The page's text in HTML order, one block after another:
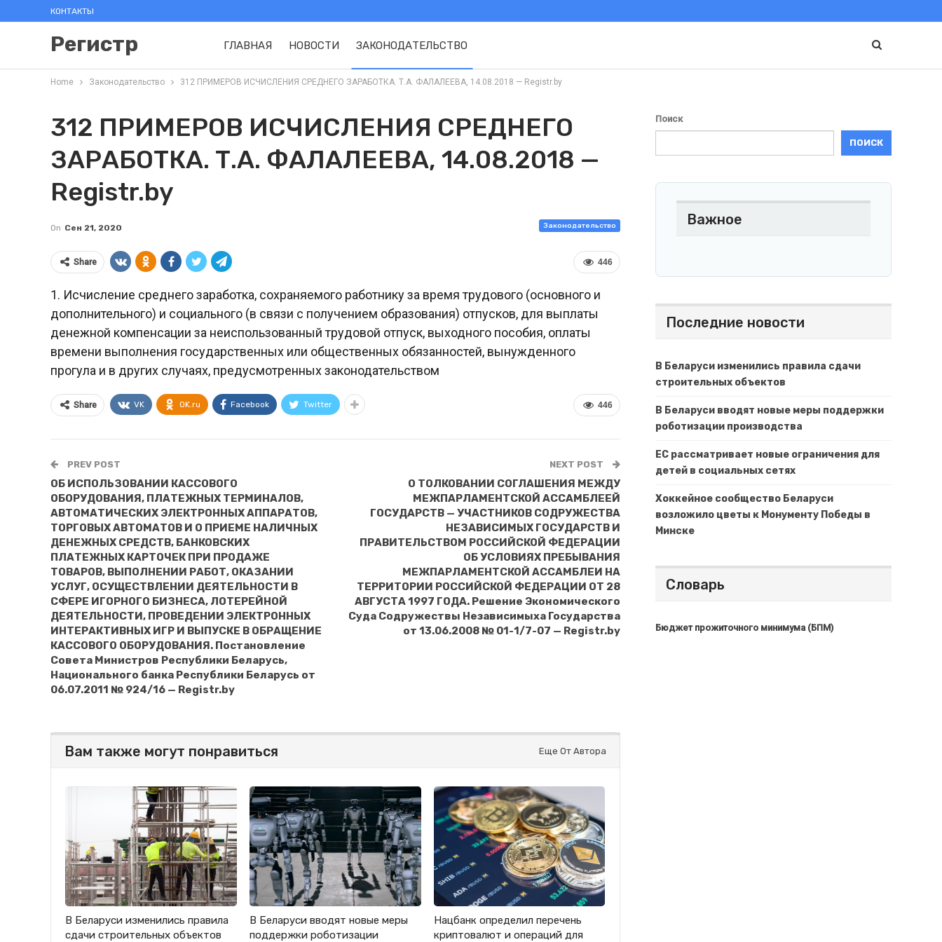
КОНТАКТЫ
Регистр ГЛАВНАЯ НОВОСТИ ЗАКОНОДАТЕЛЬСТВО
Home Законодательство 312 ПРИМЕРОВ ИСЧИСЛЕНИЯ СРЕДНЕГО ЗАРАБОТКА. Т.А. ФАЛАЛЕЕВА, 14.08.2018 — Registr.by
312 ПРИМЕРОВ ИСЧИСЛЕНИЯ СРЕДНЕГО
ЗАРАБОТКА. Т.А. ФАЛАЛЕЕВА, 14.08.2018 —
Registr.by
Законодательство
On Сен 21, 2020
446
Share
1. Исчисление среднего заработка, сохраняемого работнику за время трудового (основного и
дополнительного) и социального (в связи с получением образования) отпусков, для выплаты
денежной компенсации за неиспользованный трудовой отпуск, выходного пособия, оплаты
времени выполнения государственных или общественных обязанностей, вынужденного
прогула и в других случаях, предусмотренных законодательством
446
Share VK OK.ru Facebook Twitter
PREV POST
ОБ ИСПОЛЬЗОВАНИИ КАССОВОГО
ОБОРУДОВАНИЯ, ПЛАТЕЖНЫХ ТЕРМИНАЛОВ,
АВТОМАТИЧЕСКИХ ЭЛЕКТРОННЫХ АППАРАТОВ,
ТОРГОВЫХ АВТОМАТОВ И О ПРИЕМЕ НАЛИЧНЫХ
ДЕНЕЖНЫХ СРЕДСТВ, БАНКОВСКИХ
ПЛАТЕЖНЫХ КАРТОЧЕК ПРИ ПРОДАЖЕ
ТОВАРОВ, ВЫПОЛНЕНИИ РАБОТ, ОКАЗАНИИ
УСЛУГ, ОСУЩЕСТВЛЕНИИ ДЕЯТЕЛЬНОСТИ В
СФЕРЕ ИГОРНОГО БИЗНЕСА, ЛОТЕРЕЙНОЙ
ДЕЯТЕЛЬНОСТИ, ПРОВЕДЕНИИ ЭЛЕКТРОННЫХ
ИНТЕРАКТИВНЫХ ИГР И ВЫПУСКЕ В ОБРАЩЕНИЕ
КАССОВОГО ОБОРУДОВАНИЯ. Постановление
Совета Министров Республики Беларусь,
Национального банка Республики Беларусь от
06.07.2011 № 924/16 — Registr.by
NEXT POST
О ТОЛКОВАНИИ СОГЛАШЕНИЯ МЕЖДУ
МЕЖПАРЛАМЕНТСКОЙ АССАМБЛЕЕЙ
ГОСУДАРСТВ — УЧАСТНИКОВ СОДРУЖЕСТВА
НЕЗАВИСИМЫХ ГОСУДАРСТВ И
ПРАВИТЕЛЬСТВОМ РОССИЙСКОЙ ФЕДЕРАЦИИ
ОБ УСЛОВИЯХ ПРЕБЫВАНИЯ
МЕЖПАРЛАМЕНТСКОЙ АССАМБЛЕИ НА
ТЕРРИТОРИИ РОССИЙСКОЙ ФЕДЕРАЦИИ ОТ 28
АВГУСТА 1997 ГОДА. Решение Экономического
Суда Содружествы Независимыха Государства
от 13.06.2008 № 01-1/7-07 — Registr.by
Вам также могут понравиться Еще От Автора
В Беларуси изменились правила
сдачи строительных объектов
В Беларуси вводят новые меры
поддержки роботизации
Нацбанк определил перечень
криптовалют и операций для
Поиск
ПОИСК
Важное
Последние новости
В Беларуси изменились правила сдачи
строительных объектов
В Беларуси вводят новые меры поддержки
роботизации производства
ЕС рассматривает новые ограничения для
детей в социальных сетях
Хоккейное сообщество Беларуси
возложило цветы к Монументу Победы в
Минске
Словарь
Бюджет прожиточного минимума (БПМ)